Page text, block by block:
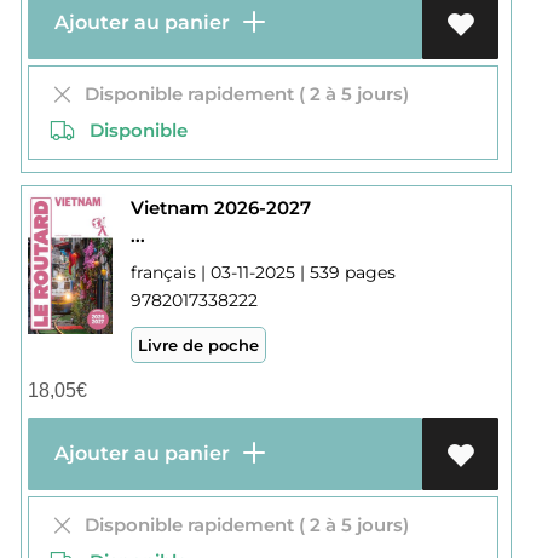
Ajouter au panier
Disponible rapidement ( 2 à 5 jours)
Disponible
Vietnam 2026-2027
...
français | 03-11-2025 | 539 pages
9782017338222
Livre de poche
18,05€
Ajouter au panier
Disponible rapidement ( 2 à 5 jours)